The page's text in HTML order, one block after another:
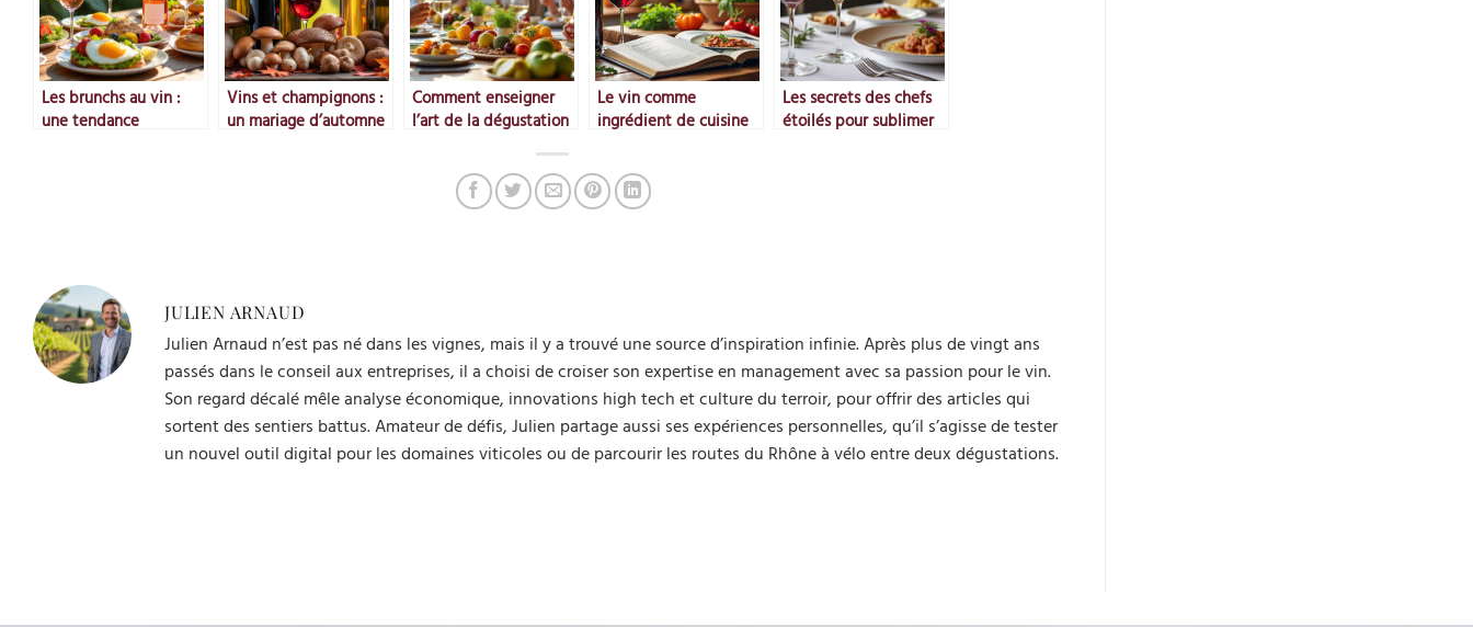
Les brunchs au vin :
une tendance
Vins et champignons :
un mariage d’automne
Comment enseigner
l’art de la dégustation
Le vin comme
ingrédient de cuisine
Les secrets des chefs
étoilés pour sublimer
JULIEN ARNAUD
Julien Arnaud n’est pas né dans les vignes, mais il y a trouvé une source d’inspiration infinie. Après plus de vingt ans
passés dans le conseil aux entreprises, il a choisi de croiser son expertise en management avec sa passion pour le vin.
Son regard décalé mêle analyse économique, innovations high tech et culture du terroir, pour offrir des articles qui
sortent des sentiers battus. Amateur de défis, Julien partage aussi ses expériences personnelles, qu’il s’agisse de tester
un nouvel outil digital pour les domaines viticoles ou de parcourir les routes du Rhône à vélo entre deux dégustations.